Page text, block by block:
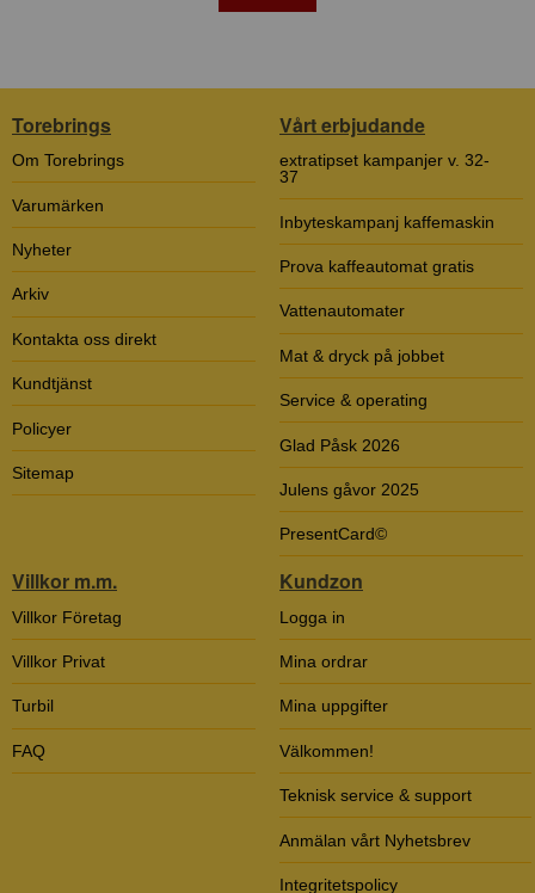
Torebrings
Om Torebrings
Varumärken
Nyheter
Arkiv
Kontakta oss direkt
Kundtjänst
Policyer
Sitemap
Vårt erbjudande
extratipset kampanjer v. 32-
37
Inbyteskampanj kaffemaskin
Prova kaffeautomat gratis
Vattenautomater
Mat & dryck på jobbet
Service & operating
Glad Påsk 2026
Julens gåvor 2025
PresentCard©
Villkor m.m.
Villkor Företag
Villkor Privat
Turbil
FAQ
Kundzon
Logga in
Mina ordrar
Mina uppgifter
Välkommen!
Teknisk service & support
Anmälan vårt Nyhetsbrev
Integritetspolicy